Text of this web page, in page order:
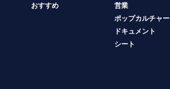
おすすめ
営業
ポップカルチャー
ドキュメント
シート